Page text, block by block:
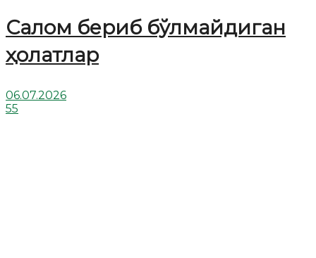
Салом бериб бўлмайдиган
ҳолатлар
06.07.2026
55